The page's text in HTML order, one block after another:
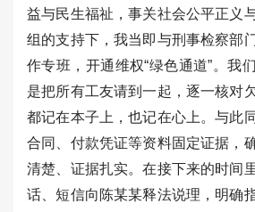
益与民生福祉，事关社会公平正义
组的支持下，我当即与刑事检察部
作专班，开通维权“绿色通道”。我
是把所有工友请到一起，逐一核对
都记在本子上，也记在心上。与此
合同、付款凭证等资料固定证据，
清楚、证据扎实。在接下来的时间
话、短信向陈某某释法说理，明确